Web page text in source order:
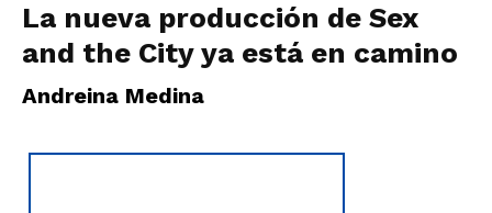
La nueva producción de Sex
and the City ya está en camino
Andreina Medina